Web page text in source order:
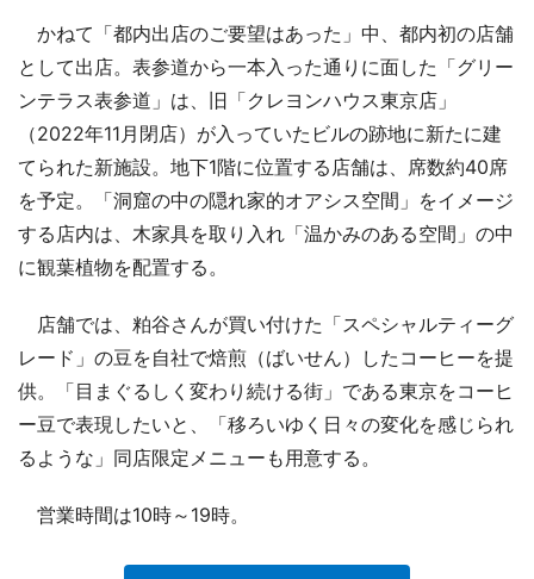
かねて「都内出店のご要望はあった」中、都内初の店舗
として出店。表参道から一本入った通りに面した「グリー
ンテラス表参道」は、旧「クレヨンハウス東京店」
（2022年11月閉店）が入っていたビルの跡地に新たに建
てられた新施設。地下1階に位置する店舗は、席数約40席
を予定。「洞窟の中の隠れ家的オアシス空間」をイメージ
する店内は、木家具を取り入れ「温かみのある空間」の中
に観葉植物を配置する。
店舗では、粕谷さんが買い付けた「スペシャルティーグ
レード」の豆を自社で焙煎（ばいせん）したコーヒーを提
供。「目まぐるしく変わり続ける街」である東京をコーヒ
ー豆で表現したいと、「移ろいゆく日々の変化を感じられ
るような」同店限定メニューも用意する。
営業時間は10時～19時。